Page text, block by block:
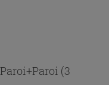
(3